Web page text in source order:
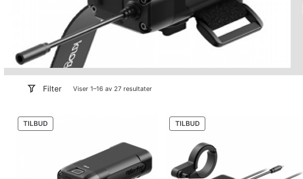
Filter Viser 1–16 av 27 resultater
TILBUD
PÅ
TILBUDPRODUKT
PÅ
SALG